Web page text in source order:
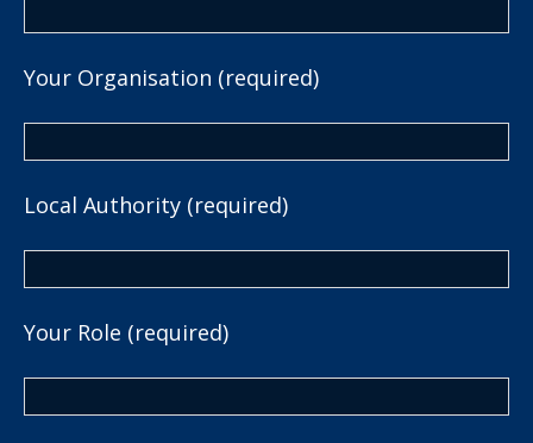
Your Organisation (required)
Local Authority (required)
Your Role (required)